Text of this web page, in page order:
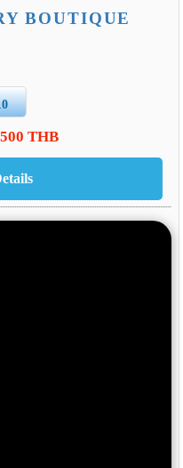
BOUTIQUE
THB